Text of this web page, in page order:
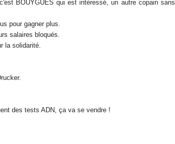
BOUYGUES qui est intéressé, un autre copain sans
pour gagner plus.
salaires bloqués.
la solidarité.
des tests ADN, ça va se vendre !